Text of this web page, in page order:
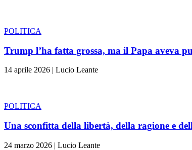
POLITICA
Trump l’ha fatta grossa, ma il Papa aveva
14 aprile 2026 | Lucio Leante
POLITICA
Una sconfitta della libertà, della ragione e
24 marzo 2026 | Lucio Leante